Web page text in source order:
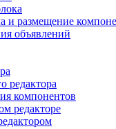
и размещение
объявлений
редактора
компонентов
редакторе